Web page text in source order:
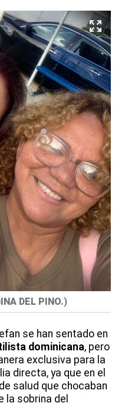
DEL PINO.)
se han sentado en
dominicana, pero
exclusiva para la
directa, ya que en el
salud que chocaban
la sobrina del